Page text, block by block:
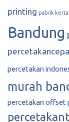
printing pabrik
Bandung
percetakan
murah
percetakan offset